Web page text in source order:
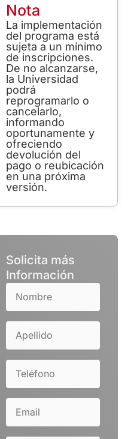
Nota
La implementación
del programa está
sujeta a un mínimo
de inscripciones.
De no alcanzarse,
la Universidad
podrá
reprogramarlo o
cancelarlo,
informando
oportunamente y
ofreciendo
devolución del
pago o reubicación
en una próxima
versión.
Solicita más
Información